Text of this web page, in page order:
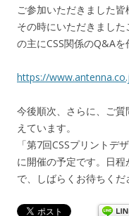
ご参加いただきました皆
その時にいただきまし
の主にCSS関係のQ&Aを
https://
今後順次、さらに、ご
えています。
「第7回CSSプリントデ
に開催の予定です。日
で、しばらくお待ちくだ